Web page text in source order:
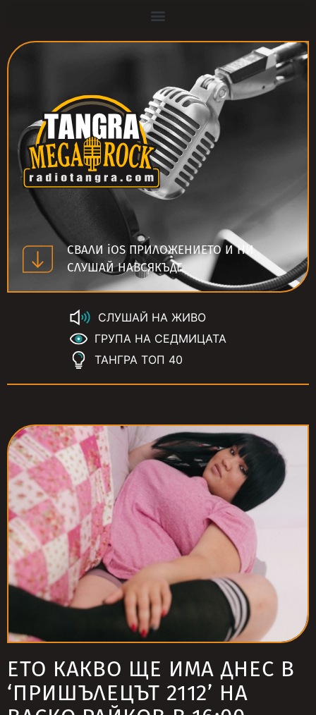
СВАЛИ iOS ПРИЛОЖЕНИЕТО И НИ
СЛУШАЙ НАВСЯКЪДЕ
СЛУШАЙ НА ЖИВО
ГРУПА НА СЕДМИЦАТА
ТАНГРА ТОП 40
ЕТО КАКВО ЩЕ ИМА ДНЕС В
‘ПРИШЪЛЕЦЪТ 2112’ НА